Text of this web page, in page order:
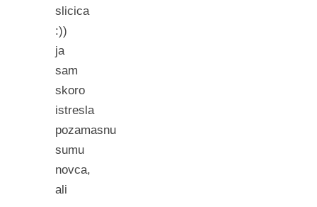
slicica
:))
ja
sam
skoro
istresla
pozamasnu
sumu
novca,
ali